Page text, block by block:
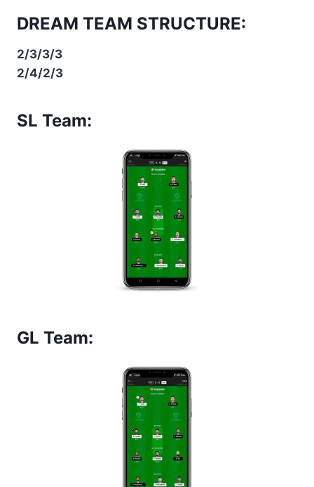
DREAM TEAM STRUCTURE:
2/3/3/3
2/4/2/3
SL Team:
GL Team: